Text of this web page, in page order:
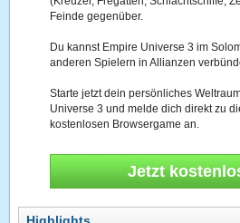
Feinde gegenüber.
Du kannst Empire Universe 3 im
anderen Spielern in Allianzen
Starte jetzt dein persönliches
Universe 3 und melde dich direkt zu
kostenlosen Browsergame an.
Jetzt